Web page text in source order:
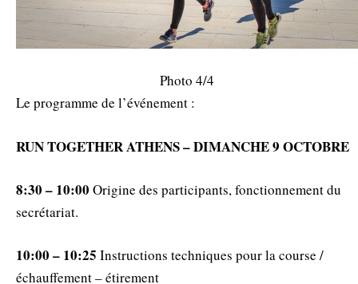
Photo 4/4
Le programme de l’événement :
RUN TOGETHER ATHENS – DIMANCHE 9 OCTOBRE
8:30 – 10:00 Origine des participants, fonctionnement du
secrétariat.
10:00 – 10:25 Instructions techniques pour la course /
échauffement – étirement